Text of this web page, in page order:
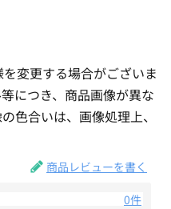
変更する場合がございま
につき、商品画像が異な
色合いは、画像処理上、
商品レビューを書く
0件